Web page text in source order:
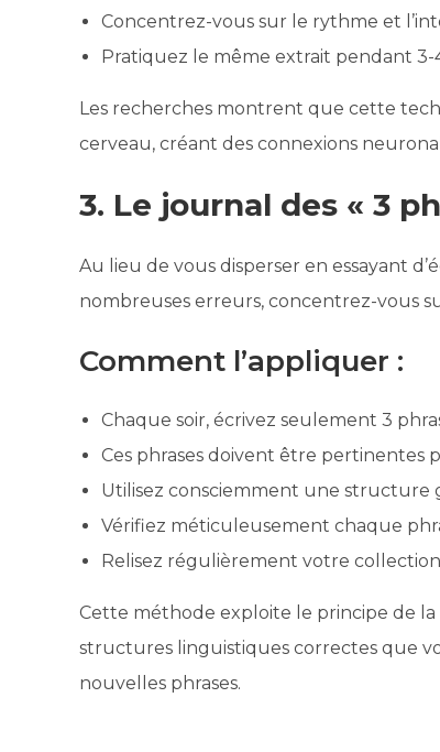
Concentrez-vous sur le rythme et
Pratiquez le même extrait pendant 3-
Les recherches montrent que cette
cerveau, créant des connexions
3. Le journal des « 3
Au lieu de vous disperser en essayant
nombreuses erreurs, concentrez-vous
Comment l’appliquer :
Chaque soir, écrivez seulement 3
Ces phrases doivent être pertinentes
Utilisez consciemment une structure
Vérifiez méticuleusement chaque
Relisez régulièrement votre collection
Cette méthode exploite le principe de
structures linguistiques correctes que
nouvelles phrases.